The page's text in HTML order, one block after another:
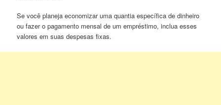
Se você planeja economizar uma quantia específica de dinheiro
ou fazer o pagamento mensal de um empréstimo, inclua esses
valores em suas despesas fixas.